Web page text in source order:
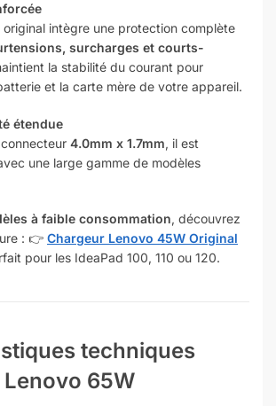
original intègre une protection complète
surcharges et courts-
la stabilité du courant pour
et la carte mère de votre appareil.
étendue
4.0mm x 1.7mm, il est
une large gamme de modèles
à faible consommation, découvrez
: 👉 Chargeur Lenovo 45W Original
pour les IdeaPad 100, 110 ou 120.
techniques
65W